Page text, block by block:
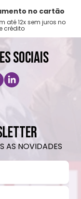
no cartão
até 12x sem juros no
crédito
SOCIAIS
AS NOVIDADES